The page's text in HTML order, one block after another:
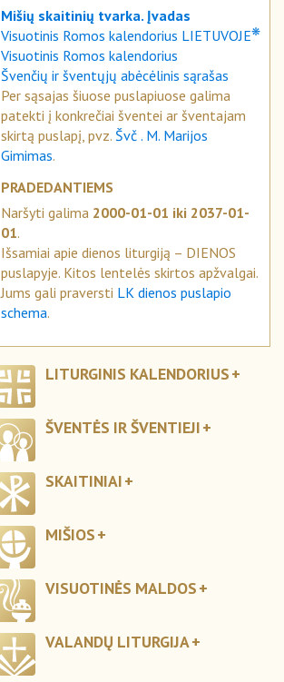
Mišių skaitinių tvarka. Įvadas
Visuotinis Romos kalendorius LIETUVOJE❋
Visuotinis Romos kalendorius
Švenčių ir šventųjų abėcėlinis sąrašas
Per sąsajas šiuose puslapiuose galima
patekti į konkrečiai šventei ar šventajam
skirtą puslapį, pvz. Švč . M. Marijos
Gimimas.
PRADEDANTIEMS
Naršyti galima 2000-01-01 iki 2037-01-
01.
Išsamiai apie dienos liturgiją – DIENOS
puslapyje. Kitos lentelės skirtos apžvalgai.
Jums gali praversti LK dienos puslapio
schema.
LITURGINIS KALENDORIUS
ŠVENTĖS IR ŠVENTIEJI
SKAITINIAI
MIŠIOS
VISUOTINĖS MALDOS
VALANDŲ LITURGIJA